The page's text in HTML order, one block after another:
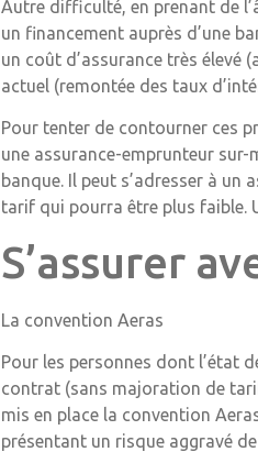
Autre difficulté, en prenant de
un financement auprès d’une
un coût d’assurance très élevé
actuel (remontée des taux
Pour tenter de contourner ces
une assurance-emprunteur sur-
banque. Il peut s’adresser à
tarif qui pourra être plus faible.
S’assurer
La convention Aeras
Pour les personnes dont l’état
contrat (sans majoration de
mis en place la convention
présentant un risque aggravé